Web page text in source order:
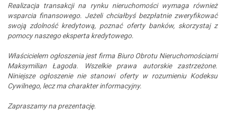
Realizacja transakcji na rynku nieruchomości wymaga również
wsparcia finansowego. Jeżeli chciałbyś bezpłatnie zweryfikować
swoją zdolność kredytową, poznać oferty banków, skorzystaj z
pomocy naszego eksperta kredytowego.
Właścicielem ogłoszenia jest firma Biuro Obrotu Nieruchomościami
Maksymilian Łagoda. Wszelkie prawa autorskie zastrzeżone.
Niniejsze ogłoszenie nie stanowi oferty w rozumieniu Kodeksu
Cywilnego, lecz ma charakter informacyjny.
Zapraszamy na prezentację.